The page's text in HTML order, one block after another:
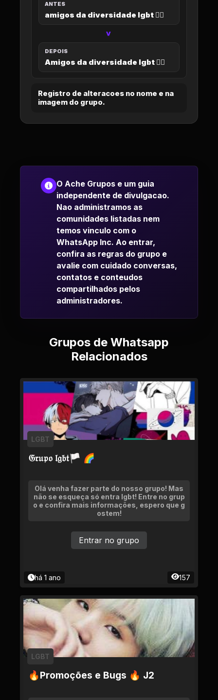
ANTES
amigos da diversidade lgbt 🏳️‍🌈
>
DEPOIS
Amigos da diversidade lgbt 🏳️‍🌈
Registro de alteracoes no nome e na
imagem do grupo.
O Ache Grupos e um guia
independente de divulgacao.
Nao administramos as
comunidades listadas nem
temos vinculo com o
WhatsApp Inc. Ao entrar,
confira as regras do grupo e
avalie com cuidado conversas,
contatos e conteudos
compartilhados pelos
administradores.
Grupos de Whatsapp
Relacionados
𝔊𝔯𝔲𝔭𝔬 𝔩𝔤𝔟𝔱🏳 🌈
LGBT
Olá venha fazer parte do nosso grupo! Mas
não se esqueça só entra lgbt! Entre no grup
o e confira mais informações, espero que g
ostem!
há 1 ano 157
Entrar no grupo
🔥Promoções e Bugs 🔥 J2
LGBT